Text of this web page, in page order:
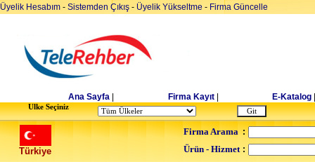
Üyelik Hesabım - Sistemden Çıkış - Üyelik Yükseltme - Firma Güncelle
Ana Sayfa Firma Kayıt E-Katalog
Ulke Seçiniz
Türkiye
Firma Arama :
Ürün - Hizmet :